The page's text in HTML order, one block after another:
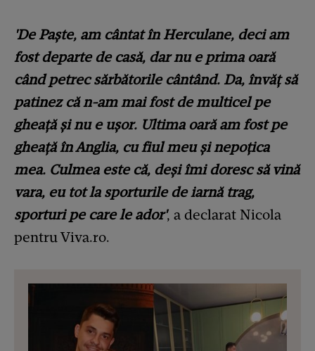
'De Paște, am cântat în Herculane, deci am
fost departe de casă, dar nu e prima oară
când petrec sărbătorile cântând. Da, învăț să
patinez că n-am mai fost de multicel pe
gheață și nu e ușor. Ultima oară am fost pe
gheață în Anglia, cu fiul meu și nepoțica
mea. Culmea este că, deși îmi doresc să vină
vara, eu tot la sporturile de iarnă trag,
sporturi pe care le ador', a declarat Nicola
pentru Viva.ro.